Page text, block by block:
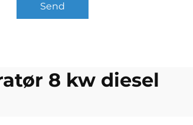
Send
8 kw diesel